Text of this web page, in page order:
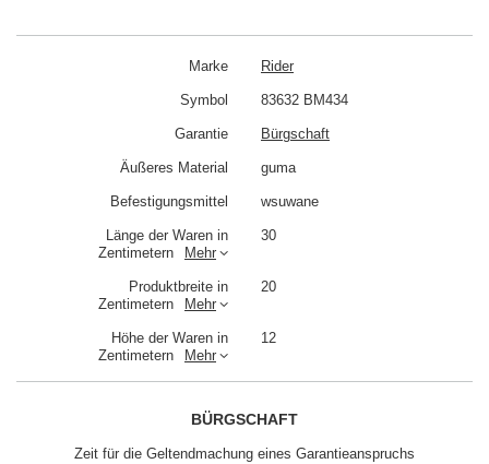
Marke Rider
Symbol 83632 BM434
Garantie Bürgschaft
Äußeres Material guma
Befestigungsmittel wsuwane
Länge der Waren in
Zentimetern
Mehr
30
Produktbreite in
Zentimetern
Mehr
20
Höhe der Waren in
Zentimetern
Mehr
12
BÜRGSCHAFT
Zeit für die Geltendmachung eines Garantieanspruchs